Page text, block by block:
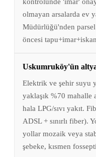
olmayan arsalarda ev
Müdürlüğü'nden parsel
öncesi
Uskumruköy'ün
Elektrik ve şehir suyu
yaklaşık %70 mahalle
hala LPG/sıvı yakıt.
ADSL + sınırlı fiber).
yollar mozaik veya
şebeke, kısmen